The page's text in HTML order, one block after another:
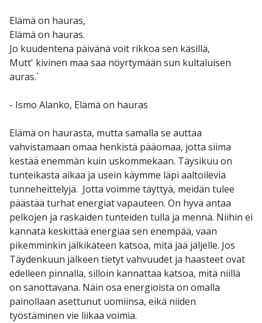
Elämä on hauras,
Elämä on hauras.
Jo kuudentena päivänä voit rikkoa sen käsillä,
Mutt' kivinen maa saa nöyrtymään sun kultaluisen
auras.`
- Ismo Alanko, Elämä on hauras
Elämä on haurasta, mutta samalla se auttaa
vahvistamaan omaa henkistä pääomaa, jotta siima
kestää enemmän kuin uskommekaan. Täysikuu on
tunteikasta aikaa ja usein käymme läpi aaltoilevia
tunneheittelyjä. Jotta voimme täyttyä, meidän tulee
päästää turhat energiat vapauteen. On hyvä antaa
pelkojen ja raskaiden tunteiden tulla ja mennä. Niihin ei
kannata keskittää energiaa sen enempää, vaan
pikemminkin jälkikäteen katsoa, mitä jää jäljelle. Jos
Täydenkuun jälkeen tietyt vahvuudet ja haasteet ovat
edelleen pinnalla, silloin kannattaa katsoa, mitä niillä
on sanottavana. Näin osa energioista on omalla
painollaan asettunut uomiinsa, eikä niiden
työstäminen vie liikaa voimia.